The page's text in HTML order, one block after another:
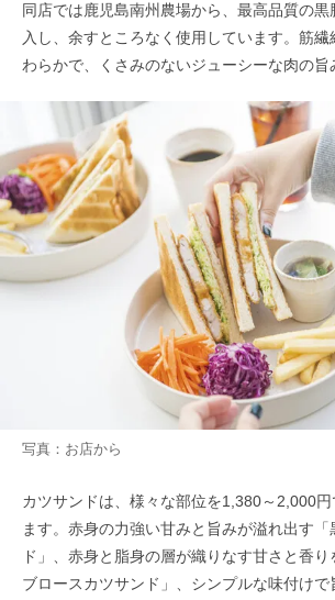
同店では鹿児島南州農場から、最高品質の
入し、余すところなく使用しています。筋
わらかで、くさみのないジューシーな肉の旨
写真：お店から
カツサンドは、様々な部位を1,380～2,000円
ます。赤身の力強い甘みと旨みが溢れ出す
ド」、赤身と脂身の層が織りなす甘さと香り
ブロースカツサンド」、シンプルな味付けで